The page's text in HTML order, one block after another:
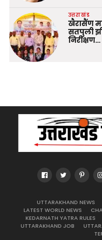
उत्तराखंड
खैरासैंण
सतपुली
निरीक्षण…
UTTARAKHAND NEWS
LATEST WORLD NEWS
KEDARNATH YATRA RULES
UTTARAKHAND JOB